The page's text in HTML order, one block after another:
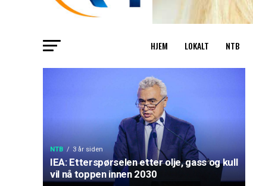
HJEM LOKALT NTB
NTB 3 år siden
IEA: Etterspørselen etter olje, gass og kull
vil nå toppen innen 2030